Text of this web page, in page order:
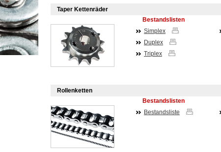
Taper Kettenräder
Bestandslisten
Simplex
Duplex
Triplex
Rollenketten
Bestandslisten
Bestandsliste